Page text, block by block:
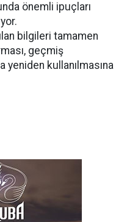
önemli ipuçları
bilgileri tamamen
geçmiş
kullanılmasına